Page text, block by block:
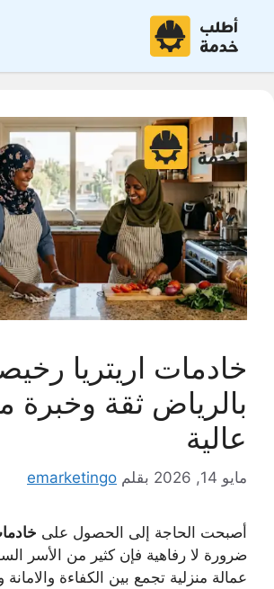
المحتوى
خادمات اريتريا
بالرياض ثقة وخبرة
عالية
مايو 14, 2026 بقلم emarketingo
أصبحت الحاجة إلى الحصول على
ضرورة لا رفاهية فإن كثير من الأسر
عمالة منزلية تجمع بين الكفاءة